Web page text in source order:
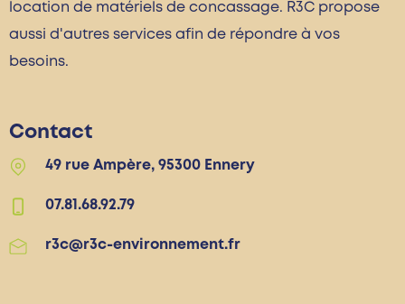
location de matériels de concassage. R3C propose
aussi d'autres services afin de répondre à vos
besoins.
Contact
49 rue Ampère, 95300 Ennery
07.81.68.92.79
r3c@r3c-environnement.fr